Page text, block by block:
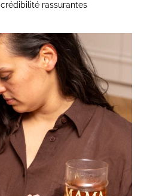
crédibilité rassurantes